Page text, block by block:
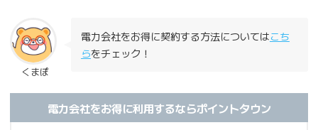
くまぽ
電力会社をお得に契約する方法についてはこち
らをチェック！
電力会社をお得に利用するならポイントタウン